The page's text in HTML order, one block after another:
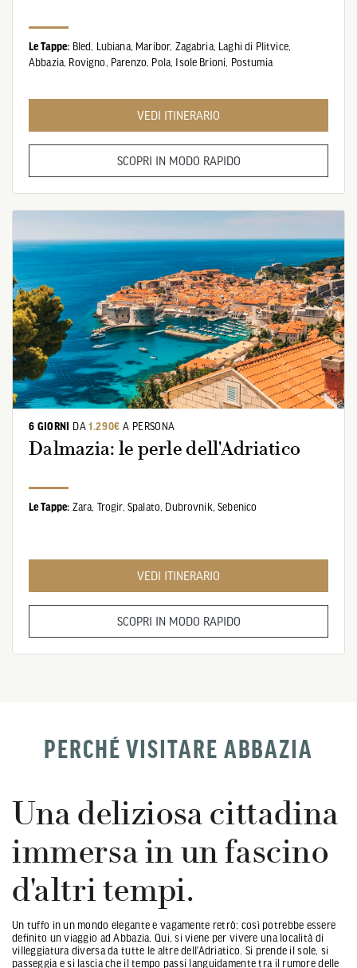
Le Tappe: Bled, Lubiana, Maribor, Zagabria,
Laghi di Plitvice,
Abbazia, Rovigno, Parenzo, Pola, Isole Brioni, Postumia
VEDI ITINERARIO
SCOPRI IN MODO RAPIDO
6 GIORNI DA1.290€ A PERSONA
Dalmazia: le perle dell'Adriatico
Le Tappe: Zara, Trogir, Spalato, Dubrovnik, Sebenico
VEDI ITINERARIO
SCOPRI IN MODO RAPIDO
PERCHÉ VISITARE ABBAZIA
Una deliziosa cittadina
immersa in un fascino
d'altri tempi.
Un tuffo in un mondo elegante e vagamente retrò: così potrebbe essere
definito un viaggio ad Abbazia. Qui, si viene per vivere una località di
villeggiatura diversa da tutte le altre dell’Adriatico. Si prende il sole, si
passeggia e si lascia che il tempo passi languidamente tra il rumore delle